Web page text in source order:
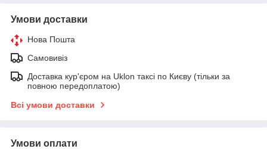
Умови доставки
Нова Пошта
Самовивіз
Доставка кур'єром на Uklon таксі по Києву (тільки за
повною передоплатою)
Всі умови доставки
Умови оплати